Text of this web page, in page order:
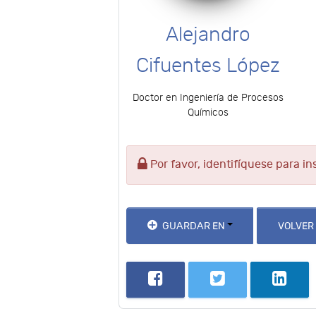
Alejandro
Cifuentes López
Doctor en Ingeniería de Procesos
Químicos
Por favor, identifíquese para
GUARDAR EN VOLVER